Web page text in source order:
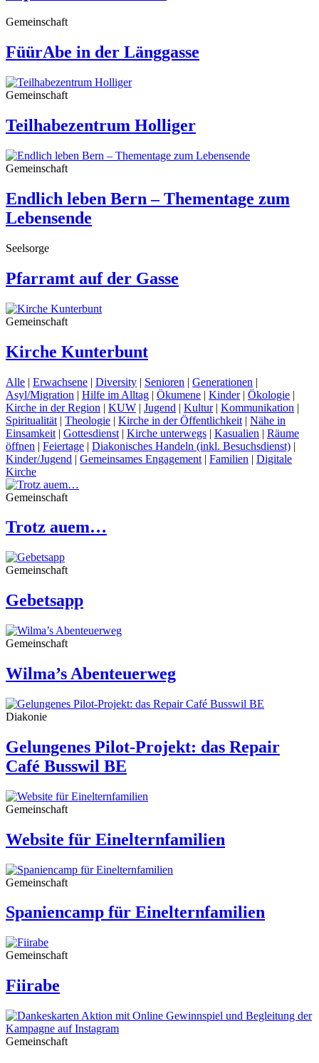
Gemeinschaft
FüürAbe in der Länggasse
Gemeinschaft
Teilhabezentrum Holliger
Gemeinschaft
Endlich leben Bern – Thementage zum
Lebensende
Seelsorge
Pfarramt auf der Gasse
Gemeinschaft
Kirche Kunterbunt
Alle | Erwachsene | Diversity | Senioren | Generationen |
Asyl/Migration | Hilfe im Alltag | Ökumene | Kinder| Ökologie |
Kirche in der Region | KUW | Jugend | Kultur| Kommunikation |
Spiritualität | Theologie | Kirche in der Öffentlichkeit | Nähe in
Einsamkeit | Gottesdienst | Kirche unterwegs | Kasualien | Räume
öffnen | Feiertage | Diakonisches Handeln (inkl. Besuchsdienst) |
Kinder/Jugend | Gemeinsames Engagement | Familien | Digitale
Kirche
Gemeinschaft
Trotz auem…
Gemeinschaft
Gebetsapp
Gemeinschaft
Wilma’s Abenteuerweg
Diakonie
Gelungenes Pilot-Projekt: das Repair
Café Busswil BE
Gemeinschaft
Website für Einelternfamilien
Gemeinschaft
Spaniencamp für Einelternfamilien
Gemeinschaft
Fiirabe
Gemeinschaft